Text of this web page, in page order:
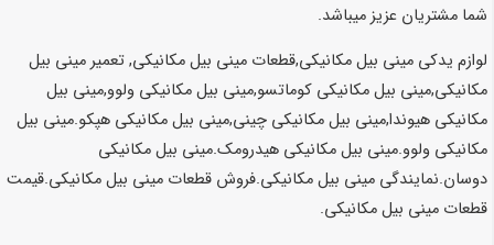
شما مشتریان عزیز میباشد.
لوازم یدکی مینی بیل مکانیکی,قطعات مینی بیل مکانیکی, تعمیر مینی بیل
مکانیکی,مینی بیل مکانیکی کوماتسو,مینی بیل مکانیکی ولوو,مینی بیل
مکانیکی هیوندا,مینی بیل مکانیکی چینی,مینی بیل مکانیکی هپکو.مینی بیل
مکانیکی ولوو.مینی بیل مکانیکی هیدرومک.مینی بیل مکانیکی
دوسان.نمایندگی مینی بیل مکانیکی.فروش قطعات مینی بیل مکانیکی.قیمت
قطعات مینی بیل مکانیکی.